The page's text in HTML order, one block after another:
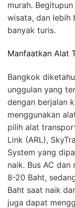
murah.
wisata, dan
banyak turis.
Manfaatkan Alat
Bangkok
unggulan yang
dengan berjalan
menggunakan
pilih alat
Link (ARL),
System yang
naik. Bus AC
8-20 Baht,
Baht saat naik
juga dapat